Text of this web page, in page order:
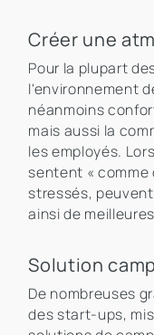
Créer une
Pour la plupart
l'environnement
néanmoins
mais aussi la
les employés.
sentent « comme
stressés,
ainsi de
Solution
De nombreuses
des start-ups,